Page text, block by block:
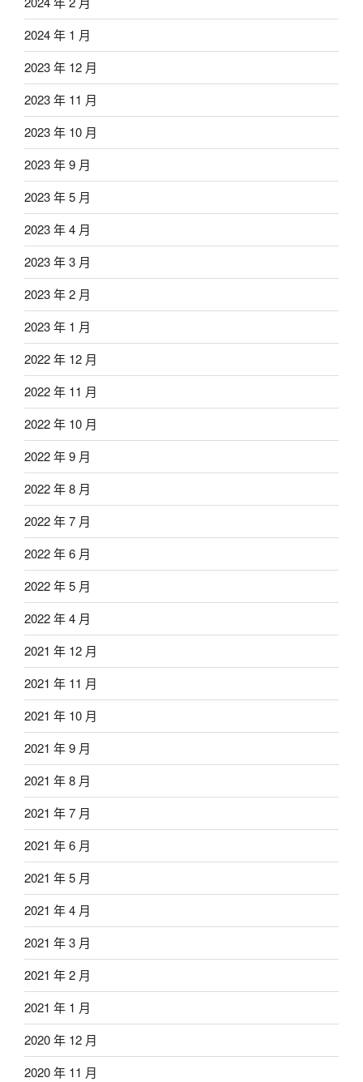
2024 年 1 月
2023 年 12 月
2023 年 11 月
2023 年 10 月
2023 年 9 月
2023 年 5 月
2023 年 4 月
2023 年 3 月
2023 年 2 月
2023 年 1 月
2022 年 12 月
2022 年 11 月
2022 年 10 月
2022 年 9 月
2022 年 8 月
2022 年 7 月
2022 年 6 月
2022 年 5 月
2022 年 4 月
2021 年 12 月
2021 年 11 月
2021 年 10 月
2021 年 9 月
2021 年 8 月
2021 年 7 月
2021 年 6 月
2021 年 5 月
2021 年 4 月
2021 年 3 月
2021 年 2 月
2021 年 1 月
2020 年 12 月
2020 年 11 月